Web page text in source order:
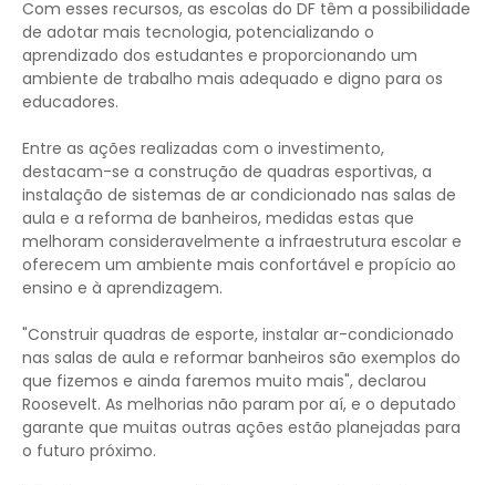
Com esses recursos, as escolas do DF têm a possibilidade
de adotar mais tecnologia, potencializando o
aprendizado dos estudantes e proporcionando um
ambiente de trabalho mais adequado e digno para os
educadores.
Entre as ações realizadas com o investimento,
destacam-se a construção de quadras esportivas, a
instalação de sistemas de ar condicionado nas salas de
aula e a reforma de banheiros, medidas estas que
melhoram consideravelmente a infraestrutura escolar e
oferecem um ambiente mais confortável e propício ao
ensino e à aprendizagem.
"Construir quadras de esporte, instalar ar-condicionado
nas salas de aula e reformar banheiros são exemplos do
que fizemos e ainda faremos muito mais", declarou
Roosevelt. As melhorias não param por aí, e o deputado
garante que muitas outras ações estão planejadas para
o futuro próximo.